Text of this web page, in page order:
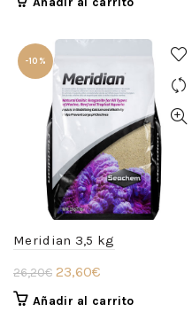
era:
42,62€.
es:
-10%
Meridian 3,5 kg
26,20€ El
precio
23,60€
precio
Añadir al carrito